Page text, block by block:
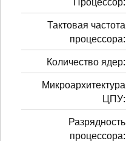
Тактовая частота
процессора:
Количество ядер:
Микроархитектура
ЦПУ:
Разрядность
процессора: